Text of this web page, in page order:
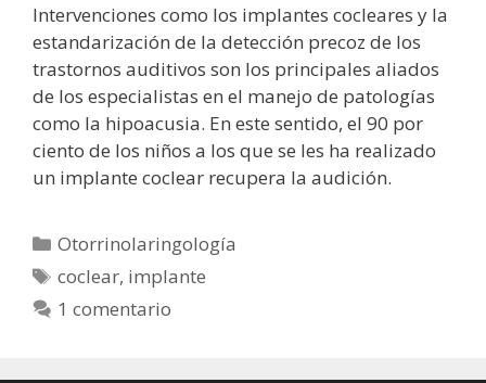
Intervenciones como los implantes cocleares y la
estandarización de la detección precoz de los
trastornos auditivos son los principales aliados
de los especialistas en el manejo de patologías
como la hipoacusia. En este sentido, el 90 por
ciento de los niños a los que se les ha realizado
un implante coclear recupera la audición.
Categorías
Otorrinolaringología
Etiquetas
coclear, implante
1 comentario